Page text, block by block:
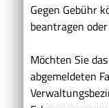
Gegen Gebühr
beantragen
Möchten Sie
abgemeldeten